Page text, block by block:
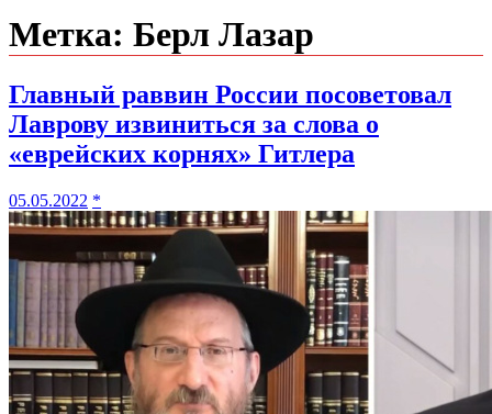
Метка: Берл Лазар
Главный раввин России посоветовал
Лаврову извиниться за слова о
«еврейских корнях» Гитлера
05.05.2022 *